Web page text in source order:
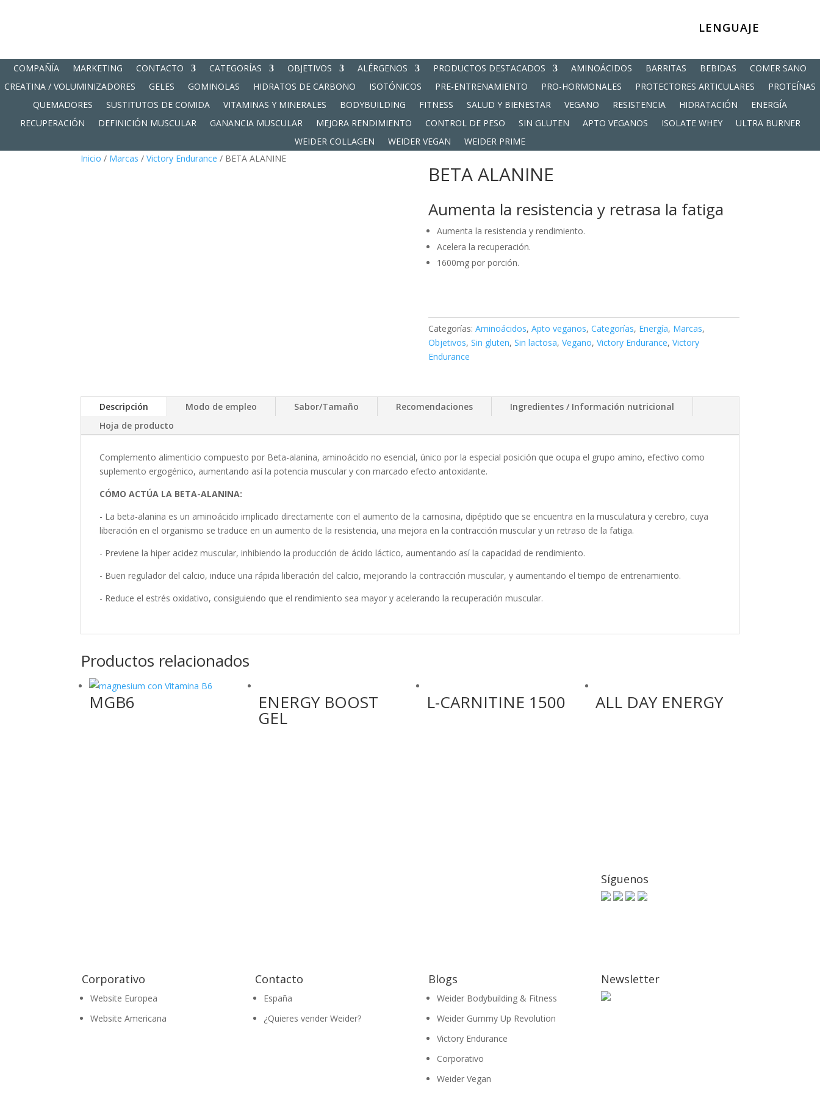
LENGUAJE
COMPAÑÍA MARKETING CONTACTO CATEGORÍAS OBJETIVOS ALÉRGENOS PRODUCTOS DESTACADOS AMINOÁCIDOS BARRITAS BEBIDAS
COMER SANO
CREATINA / VOLUMINIZADORES
GELES GOMINOLAS HIDRATOS DE CARBONO ISOTÓNICOS PRE-ENTRENAMIENTO PRO-HORMONALES PROTECTORES ARTICULARES
PROTEÍNAS
QUEMADORES
SUSTITUTOS DE COMIDA VITAMINAS Y MINERALES BODYBUILDING FITNESS SALUD Y BIENESTAR VEGANO RESISTENCIA HIDRATACIÓN
ENERGÍA
RECUPERACIÓN
DEFINICIÓN MUSCULAR GANANCIA MUSCULAR MEJORA RENDIMIENTO CONTROL DE PESO SIN GLUTEN APTO VEGANOS ISOLATE WHEY
ULTRA BURNER
WEIDER COLLAGEN
WEIDER VEGAN
WEIDER PRIME
Inicio / Marcas / Victory Endurance / BETA ALANINE
BETA ALANINE
Aumenta la resistencia y retrasa la fatiga
Aumenta la resistencia y rendimiento.
Acelera la recuperación.
1600mg por porción.
Categorías: Aminoácidos, Apto veganos, Categorías, Energía, Marcas,
Objetivos, Sin gluten, Sin lactosa, Vegano, Victory Endurance, Victory
Endurance
Descripción Modo de empleo Sabor/Tamaño Recomendaciones
Ingredientes / Información nutricional
Hoja de producto
Complemento alimenticio compuesto por Beta-alanina, aminoácido no esencial, único por la especial posición que ocupa el grupo amino, efectivo como
suplemento ergogénico, aumentando así la potencia muscular y con marcado efecto antoxidante.
CÓMO ACTÚA LA BETA-ALANINA:
- La beta-alanina es un aminoácido implicado directamente con el aumento de la carnosina, dipéptido que se encuentra en la musculatura y cerebro, cuya
liberación en el organismo se traduce en un aumento de la resistencia, una mejora en la contracción muscular y un retraso de la fatiga.
- Previene la hiper acidez muscular, inhibiendo la producción de ácido láctico, aumentando así la capacidad de rendimiento.
- Buen regulador del calcio, induce una rápida liberación del calcio, mejorando la contracción muscular, y aumentando el tiempo de entrenamiento.
- Reduce el estrés oxidativo, consiguiendo que el rendimiento sea mayor y acelerando la recuperación muscular.
Productos relacionados
MGB6
ENERGY BOOST
GEL
L-CARNITINE 1500 ALL DAY ENERGY
Síguenos
Corporativo
Website Europea
Website Americana
Contacto
España
¿Quieres vender Weider?
Blogs
Weider Bodybuilding & Fitness
Weider Gummy Up Revolution
Victory Endurance
Corporativo
Weider Vegan
Newsletter